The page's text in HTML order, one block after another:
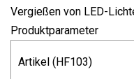
Vergießen von LED-
Produktparameter
Artikel (HF103)